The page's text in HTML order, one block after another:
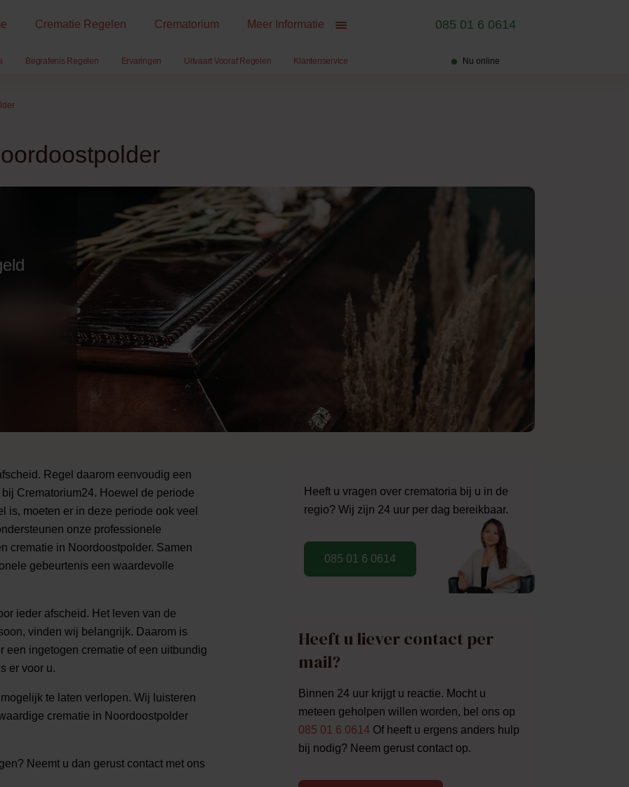
Crematie Regelen Crematorium Meer Informatie 085 01 6 0614
Begrafenis Regelen Ervaringen Uitvaart Vooraf Regelen Klantenservice Nu online
Regel daarom eenvoudig een
Crematorium24. Hoewel de periode
is, moeten er in deze periode ook veel
onze professionele
crematie in Noordoostpolder. Samen
gebeurtenis een waardevolle
ieder afscheid. Het leven van de
vinden wij belangrijk. Daarom is
een ingetogen crematie of een uitbundig
er voor u.
te laten verlopen. Wij luisteren
crematie in Noordoostpolder
Neemt u dan gerust contact met ons
Heeft u vragen over crematoria bij u in de
regio? Wij zijn 24 uur per dag bereikbaar.
085 01 6 0614
Heeft u liever contact per
mail?
Binnen 24 uur krijgt u reactie. Mocht u
meteen geholpen willen worden, bel ons op
085 01 6 0614 Of heeft u ergens anders hulp
bij nodig? Neem gerust contact op.